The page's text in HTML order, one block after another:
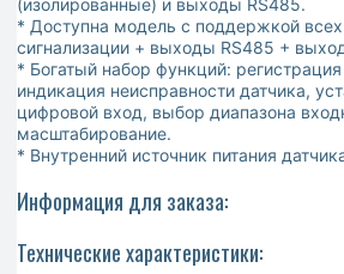
(изолированные) и выходы RS485.
* Доступна модель с поддержкой
сигнализации + выходы RS485 +
* Богатый набор функций:
индикация неисправности датчика,
цифровой вход, выбор диапазона
масштабирование.
* Внутренний источник питания
Информация для заказа:
Технические характеристики: